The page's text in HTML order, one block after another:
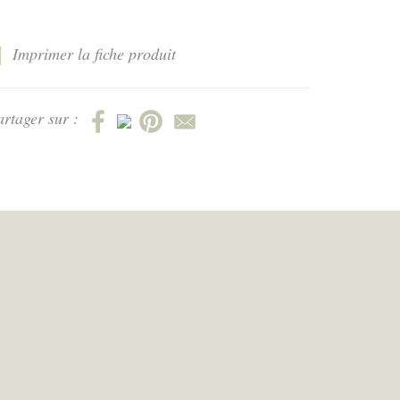
Imprimer la fiche produit
sur :